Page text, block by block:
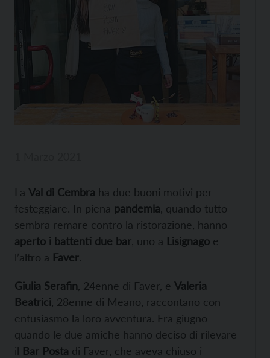
La Val di Cembra ha due buoni motivi per
festeggiare. In piena pandemia , quando tutto
sembra remare contro la ristorazione, hanno
aperto i battenti due bar , uno a Lisignago e
l’altro a Faver.
Giulia Serafin , 24enne di Faver, e Valeria
Beatrici , 28enne di Meano, raccontano con
entusiasmo la loro avventura. Era giugno
quando le due amiche hanno deciso di rilevare
il Bar Posta di Faver, che aveva chiuso i